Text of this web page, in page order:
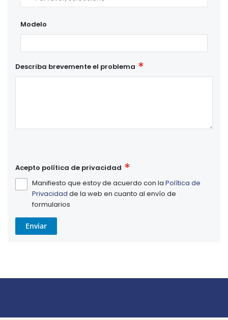
Modelo
Describa brevemente el problema
Acepto política de privacidad
Manifiesto que estoy de acuerdo con la Política de
Privacidad de la web en cuanto al envío de
formularios
Enviar